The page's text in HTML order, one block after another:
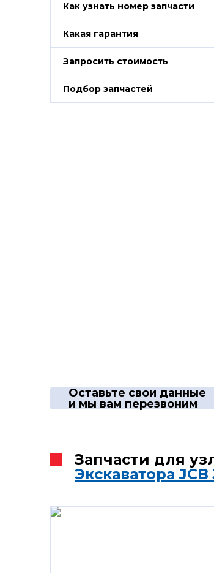
Как узнать номер запчасти
Какая гарантия
Запросить стоимость
Подбор запчастей
Оставьте свои данные
и мы вам перезвоним
Запчасти для
Экскаватора JCB